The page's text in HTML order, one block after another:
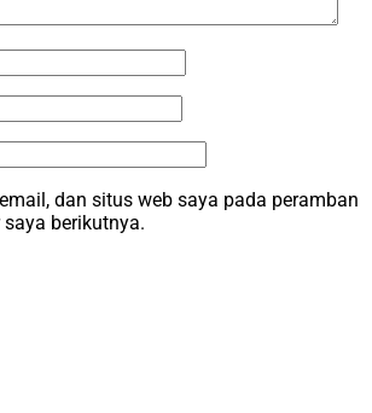
dan situs web saya pada peramban
berikutnya.